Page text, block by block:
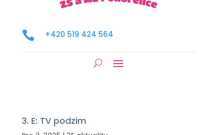
 +420 519 424 564
3. E: TV podzim